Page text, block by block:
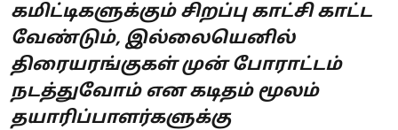
கமிட்டிகளுக்கும் சிறப்பு காட்சி காட்ட
வேண்டும், இல்லையெனில்
திரையரங்குகள் முன் போராட்டம்
நடத்துவோம் என கடிதம் மூலம்
தயாரிப்பாளர்களுக்கு